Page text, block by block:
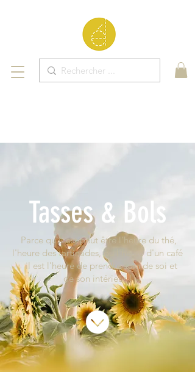
Tasses & Bols
Parce qu'il est peut être l'heure du thé,
l'heure des tartinades, ou l'heure d'un café
: il est l'heure de prendre soin de soi et
de son intérieur !